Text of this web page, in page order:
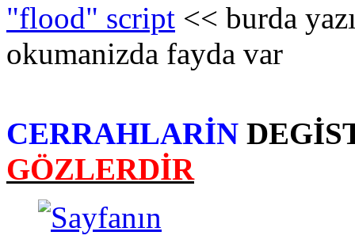
"flood" script << burda
okumanizda fayda var
CERRAHLARİN
GÖZLERDİR